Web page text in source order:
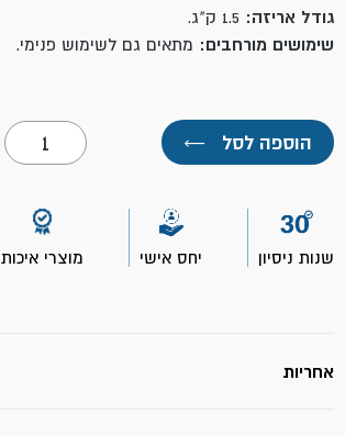
גודל אריזה:
שימושים מורחבים: מתאים גם לשימוש פנימי.
הוספה לסל ←
כמות
של
פרופילה
שנות ניסיון יחס אישי מוצרי איכות
אחריות